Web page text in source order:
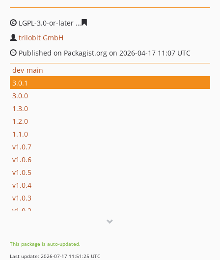
LGPL-3.0-or-later
trilobit GmbH
Published on Packagist.org on 2026-04-17 11:07 UTC
dev-main
3.0.1
3.0.0
1.3.0
1.2.0
1.1.0
v1.0.7
v1.0.6
v1.0.5
v1.0.4
v1.0.3
v1.0.2
This package is auto-updated.
Last update: 2026-07-17 11:51:25 UTC